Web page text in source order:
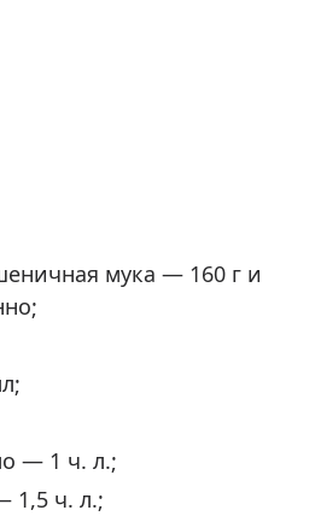
мука — 160 г и
— 1 ч. л.;
1,5 ч. л.;